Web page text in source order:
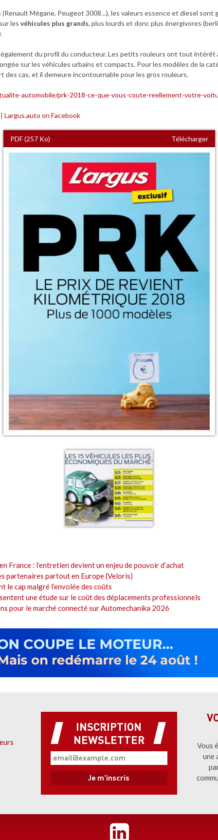
(Renault Mégane, Peugeot 3008…), les valeurs essence et diesel sont
les véhicules plus grands, plus lourds et donc plus énergivores
du profil du conducteur. Les petits rouleurs ont tout intérêt
sur les véhicules urbains et compacts. Pour les modèles de la
des cas, et il demeure incontournable pour les gros rouleurs.
automobile/prk-2018-ce-que-vous-coute-reellement-votre-
Largus.auto on Facebook
PDF (257 Ko) Télécharger
France : l’entretien devient un enjeu de pouvoir d’achat
partenaires partout en Europe (Veloris)
le cap malgré l’envolée des coûts
une étude sur le coût des déplacements professionnels
pour le marché connecté sur Automechanika 2026
INSCRIPTION
NEWSLETTER
Vous
une